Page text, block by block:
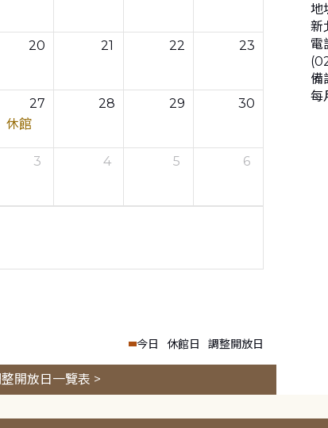
20 21 22 23
27
休館
28 29 30
3 4 5 6
今日 休館日 調整開放日
開放日一覽表 >
地
新
電
備
每